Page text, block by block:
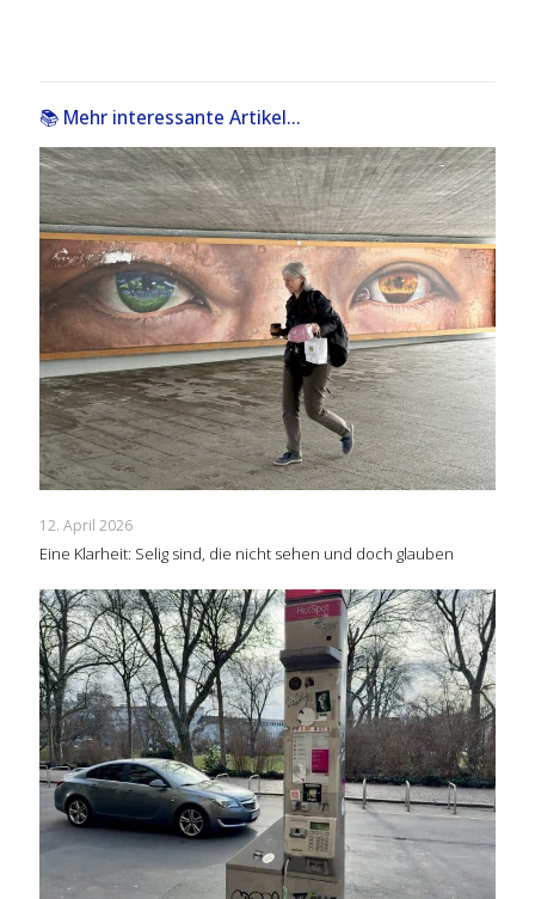
📚 Mehr interessante Artikel...
12. April 2026
Eine Klarheit: Selig sind, die nicht sehen und doch glauben